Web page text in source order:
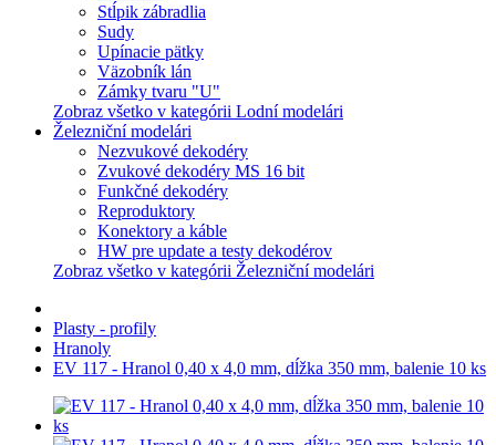
Stĺpik zábradlia
Sudy
Upínacie pätky
Väzobník lán
Zámky tvaru "U"
Zobraz všetko v kategórii Lodní modelári
Železniční modelári
Nezvukové dekodéry
Zvukové dekodéry MS 16 bit
Funkčné dekodéry
Reproduktory
Konektory a káble
HW pre update a testy dekodérov
Zobraz všetko v kategórii Železniční modelári
Plasty - profily
Hranoly
EV 117 - Hranol 0,40 x 4,0 mm, dĺžka 350 mm, balenie 10 ks